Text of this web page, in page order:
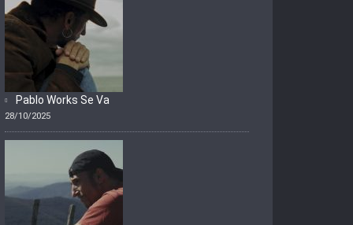
Pablo Works Se Va
28/10/2025